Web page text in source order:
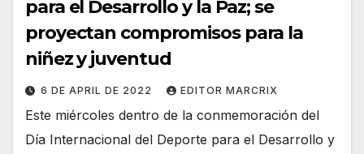
para el Desarrollo y la Paz; se
proyectan compromisos para la
niñez y juventud
6 DE APRIL DE 2022 EDITOR MARCRIX
Este miércoles dentro de la conmemoración del
Día Internacional del Deporte para el Desarrollo y